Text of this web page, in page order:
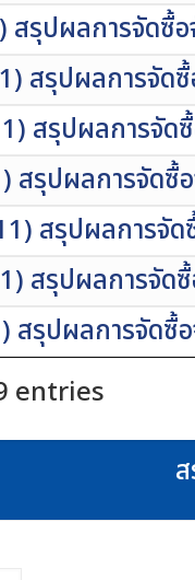
สรุปผลการจัดซื้
สรุปผลการจัด
สรุปผลการจัด
สรุปผลการจัดซื้
สรุปผลการจัด
สรุปผลการจัด
สรุปผลการจัดซื้
entries